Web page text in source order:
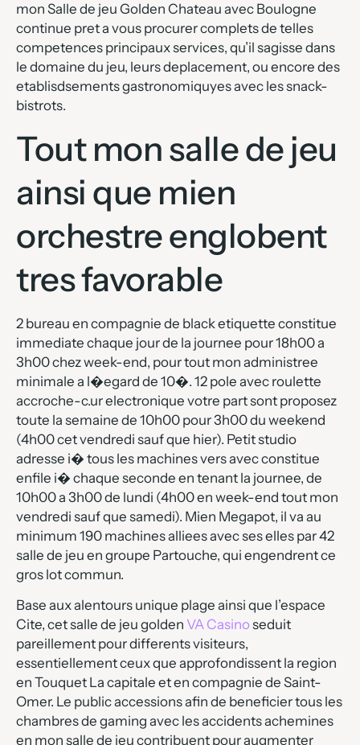
mon Salle de jeu Golden Chateau avec Boulogne
continue pret a vous procurer complets de telles
competences principaux services, qu’il sagisse dans
le domaine du jeu, leurs deplacement, ou encore des
etablisdsements gastronomiquyes avec les snack-
bistrots.
Tout mon salle de jeu
ainsi que mien
orchestre englobent
tres favorable
2 bureau en compagnie de black etiquette constitue
immediate chaque jour de la journee pour 18h00 a
3h00 chez week-end, pour tout mon administree
minimale a l�egard de 10�. 12 pole avec roulette
accroche-c.ur electronique votre part sont proposez
toute la semaine de 10h00 pour 3h00 du weekend
(4h00 cet vendredi sauf que hier). Petit studio
adresse i� tous les machines vers avec constitue
enfile i� chaque seconde en tenant la journee, de
10h00 a 3h00 de lundi (4h00 en week-end tout mon
vendredi sauf que samedi). Mien Megapot, il va au
minimum 190 machines alliees avec ses elles par 42
salle de jeu en groupe Partouche, qui engendrent ce
gros lot commun.
Base aux alentours unique plage ainsi que l’espace
Cite, cet salle de jeu golden VA Casinoseduit
pareillement pour differents visiteurs,
essentiellement ceux que approfondissent la region
en Touquet La capitale et en compagnie de Saint-
Omer. Le public accessions afin de beneficier tous les
chambres de gaming avec les accidents achemines
en mon salle de jeu contribuent pour augmenter